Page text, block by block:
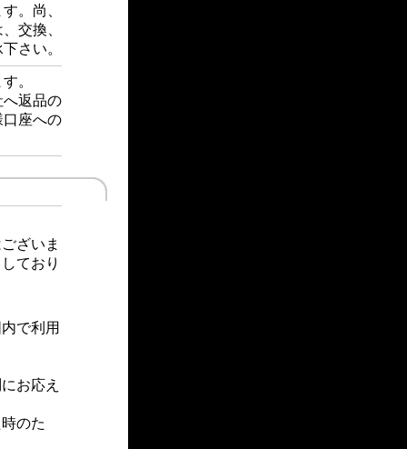
。尚、
交換、
さい。
。
へ返品の
口座への
ざいま
ており
で利用
お応え
のた